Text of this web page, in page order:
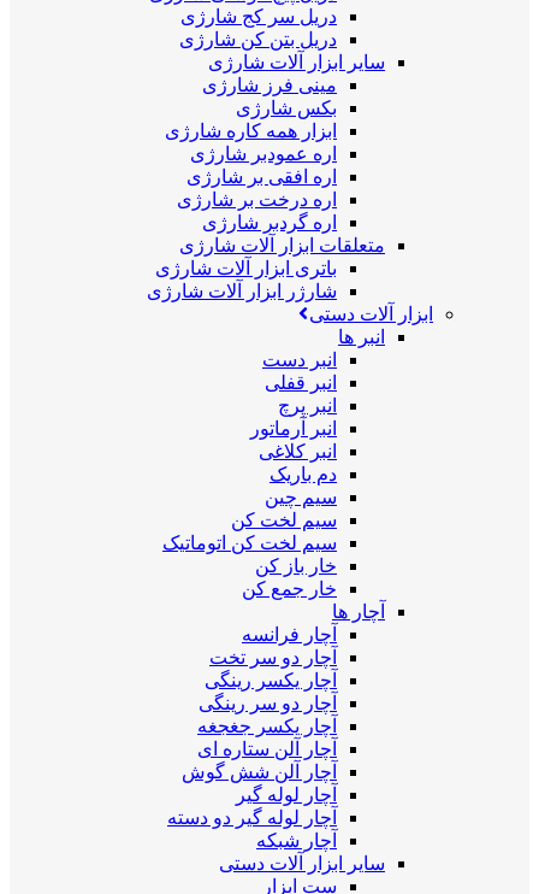
دریل سر کج شارژی
دریل بتن کن شارژی
سایر ابزار آلات شارژی
مینی فرز شارژی
بکس شارژی
ابزار همه کاره شارژی
اره عمودبر شارژی
اره افقی بر شارژی
اره درخت بر شارژی
اره گردبر شارژی
متعلقات ابزار آلات شارژی
باتری ابزار آلات شارژی
شارژر ابزار آلات شارژی
ابزار آلات دستی
انبر ها
انبر دست
انبر قفلی
انبر پرچ
انبر آرماتور
انبر کلاغی
دم باریک
سیم چین
سیم لخت کن
سیم لخت کن اتوماتیک
خار باز کن
خار جمع کن
آچار ها
آچار فرانسه
آچار دو سر تخت
آچار یکسر رینگی
آچار دو سر رینگی
آچار یکسر جغجغه
آچار آلن ستاره ای
آچار آلن شش گوش
آچار لوله گیر
آچار لوله گیر دو دسته
آچار شبکه
سایر ابزار آلات دستی
ست ابزار